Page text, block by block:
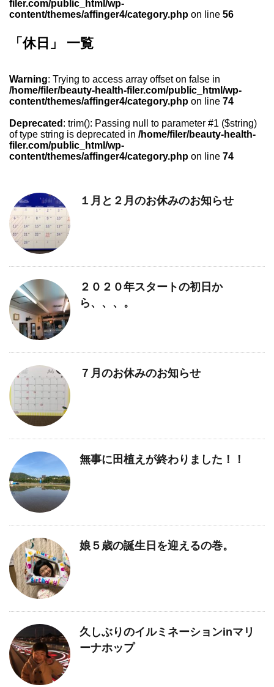
filer.com/public_html/wp-
content/themes/affinger4/category.php on line 56
「休日」 一覧
Warning: Trying to access array offset on false in
/home/filer/beauty-health-filer.com/public_html/wp-
content/themes/affinger4/category.php on line 74
Deprecated : trim(): Passing null to parameter #1 ($string)
of type string is deprecated in /home/filer/beauty-health-
filer.com/public_html/wp-
content/themes/affinger4/category.php on line 74
１月と２月のお休みのお知らせ
２０２０年スタートの初日か
ら、、、。
７月のお休みのお知らせ
無事に田植えが終わりました！！
娘５歳の誕生日を迎えるの巻。
久しぶりのイルミネーションinマリ
ーナホップ